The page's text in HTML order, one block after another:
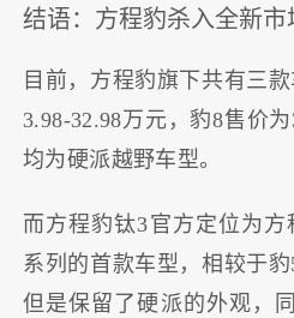
结语：方程豹杀入全新市
目前，方程豹旗下共有三
3.98-32.98万元，豹8售价
均为硬派越野车型。
而方程豹钛3官方定位为
系列的首款车型，相较于豹
但是保留了硬派的外观，